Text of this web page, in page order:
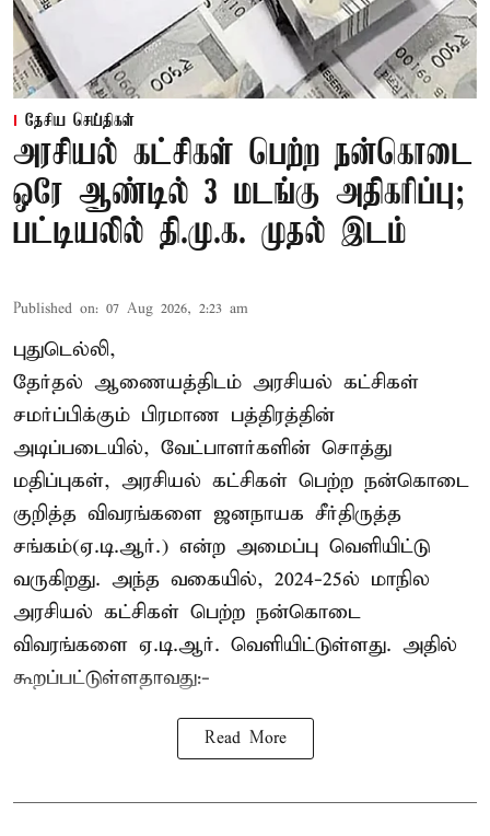
தேசிய செய்திகள்
அரசியல் கட்சிகள் பெற்ற நன்கொடை
ஒரே ஆண்டில் 3 மடங்கு அதிகரிப்பு;
பட்டியலில் தி.மு.க. முதல் இடம்
Published on: 07 Aug 2026, 2:23 am
புதுடெல்லி,
தேர்தல் ஆணையத்திடம் அரசியல் கட்சிகள்
சமர்ப்பிக்கும் பிரமாண பத்திரத்தின்
அடிப்படையில், வேட்பாளர்களின் சொத்து
மதிப்புகள், அரசியல் கட்சிகள் பெற்ற நன்கொடை
குறித்த விவரங்களை ஜனநாயக சீர்திருத்த
சங்கம்(ஏ.டி.ஆர்.) என்ற அமைப்பு வெளியிட்டு
வருகிறது. அந்த வகையில், 2024-25ல் மாநில
அரசியல் கட்சிகள் பெற்ற நன்கொடை
விவரங்களை ஏ.டி.ஆர். வெளியிட்டுள்ளது. அதில்
கூறப்பட்டுள்ளதாவது:-
Read More